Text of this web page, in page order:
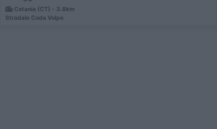
Catania (CT) - 3.8km
Stradale Coda Volpe